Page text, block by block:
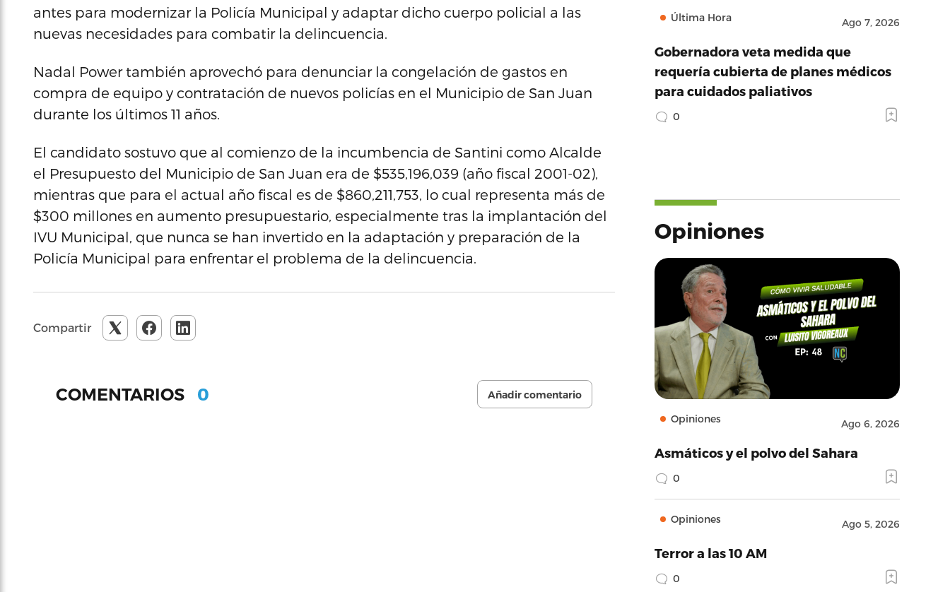
antes para modernizar la Policía Municipal y adaptar dicho cuerpo policial a las
nuevas necesidades para combatir la delincuencia.
Nadal Power también aprovechó para denunciar la congelación de gastos en
compra de equipo y contratación de nuevos policías en el Municipio de San Juan
durante los últimos 11 años.
El candidato sostuvo que al comienzo de la incumbencia de Santini como Alcalde
el Presupuesto del Municipio de San Juan era de $535,196,039 (año fiscal 2001-02),
mientras que para el actual año fiscal es de $860,211,753, lo cual representa más de
$300 millones en aumento presupuestario, especialmente tras la implantación del
IVU Municipal, que nunca se han invertido en la adaptación y preparación de la
Policía Municipal para enfrentar el problema de la delincuencia.
Compartir
COMENTARIOS 0 Añadir comentario
Última Hora Ago 7, 2026
Gobernadora veta medida que
requería cubierta de planes médicos
para cuidados paliativos
0
Opiniones
Opiniones Ago 6, 2026
Asmáticos y el polvo del Sahara
0
Opiniones Ago 5, 2026
Terror a las 10 AM
0